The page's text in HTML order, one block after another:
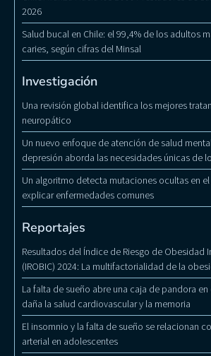
2026
Salud bucal en Chile: el 99,4% de los adultos
caries, según cifras del Minsal
Investigación
Una revisión global identifica los mejores
neuropático
Un nuevo enfoque de atención de salud
depresión aborda las necesidades únicas de
Un algoritmo detecta mutaciones ocultas en
explicar enfermedades comunes
Reportajes
Resultados del Índice de Riesgo de Obesidad
(IROBIC) 2024: La multifactorialidad de la
La falta de sueño abre una caja de pandora
daña la salud cardiovascular y la memoria
El insomnio y la falta de sueño se relacionan
arterial en adolescentes